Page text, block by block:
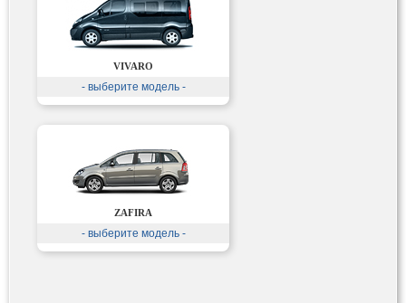
VIVARO
- выберите модель -
ZAFIRA
- выберите модель -